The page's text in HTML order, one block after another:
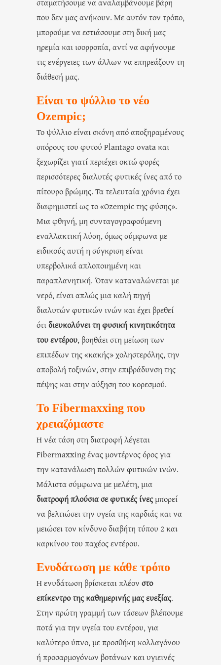
που δεν μας ανήκουν. Με αυτόν τον τρόπο,
μπορούμε να εστιάσουμε στη δική μας
ηρεμία και ισορροπία, αντί να αφήνουμε
τις ενέργειες των άλλων να επηρεάζουν τη
διάθεσή μας.
Είναι το ψύλλιο το νέο
Ozempic;
Το ψύλλιο είναι σκόνη από αποξηραμένους
σπόρους του φυτού Plantago ovata και
ξεχωρίζει γιατί περιέχει οκτώ φορές
περισσότερες διαλυτές φυτικές ίνες από το
πίτουρο βρώμης. Τα τελευταία χρόνια έχει
διαφημιστεί ως το «Ozempic της φύσης».
Μια φθηνή, μη συνταγογραφούμενη
εναλλακτική λύση, όμως σύμφωνα με
ειδικούς αυτή η σύγκριση είναι
υπερβολικά απλοποιημένη και
παραπλανητική. Όταν καταναλώνεται με
νερό, είναι απλώς μια καλή πηγή
διαλυτών φυτικών ινών και έχει βρεθεί
ότι διευκολύνει τη φυσική κινητικότητα
του εντέρου, βοηθάει στη μείωση των
επιπέδων της «κακής» χοληστερόλης, την
αποβολή τοξινών, στην επιβράδυνση της
πέψης και στην αύξηση του κορεσμού.
Το Fibermaxxing που
χρειαζόμαστε
Η νέα τάση στη διατροφή λέγεται
Fibermaxxing ένας μοντέρνος όρος για
την κατανάλωση πολλών φυτικών ινών.
Μάλιστα σύμφωνα με μελέτη, μια
διατροφή πλούσια σε φυτικές ίνεςμπορεί
να βελτιώσει την υγεία της καρδιάς και να
μειώσει τον κίνδυνο διαβήτη τύπου 2 και
καρκίνου του παχέος εντέρου.
Ενυδάτωση με κάθε τρόπο
Η ενυδάτωση βρίσκεται πλέον στο
επίκεντρο της καθημερινής μας ευεξίας.
Στην πρώτη γραμμή των τάσεων βλέπουμε
ποτά για την υγεία του εντέρου, για
καλύτερο ύπνο, με προσθήκη κολλαγόνου
ή προσαρμογόνων βοτάνων και υγιεινές